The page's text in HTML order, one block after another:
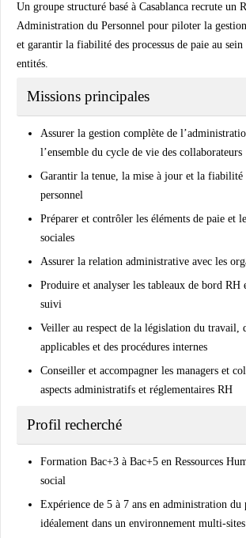
Un groupe structuré basé à Casablanca recrute un
Administration du Personnel pour piloter la
et garantir la fiabilité des processus de paie au sein
entités.
Missions principales
Assurer la gestion complète de
l’ensemble du cycle de vie des collaborateurs
Garantir la tenue, la mise à jour et la fiabilité
personnel
Préparer et contrôler les éléments de paie et
sociales
Assurer la relation administrative avec les
Produire et analyser les tableaux de bord RH
suivi
Veiller au respect de la législation du travail,
applicables et des procédures internes
Conseiller et accompagner les managers et
aspects administratifs et réglementaires RH
Profil recherché
Formation Bac+3 à Bac+5 en Ressources
social
Expérience de 5 à 7 ans en administration du
idéalement dans un environnement multi-sites